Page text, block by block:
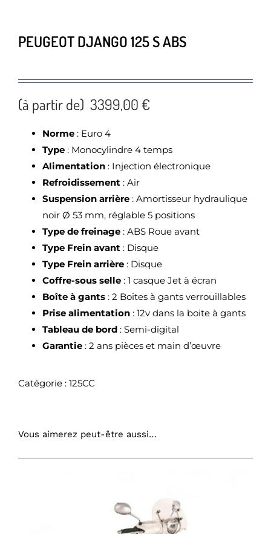
PEUGEOT DJANGO 125 S ABS
(à partir de) 3399,00 €
Norme : Euro 4
Type : Monocylindre 4 temps
Alimentation : Injection électronique
Refroidissement : Air
Suspension arrière : Amortisseur hydraulique
noir Ø 53 mm, réglable 5 positions
Type de freinage : ABS Roue avant
Type Frein avant : Disque
Type Frein arrière : Disque
Coffre-sous selle : 1 casque Jet à écran
Boîte à gants : 2 Boites à gants verrouillables
Prise alimentation : 12v dans la boite à gants
Tableau de bord : Semi-digital
Garantie : 2 ans pièces et main d’œuvre
Catégorie : 125CC
Vous aimerez peut-être aussi…